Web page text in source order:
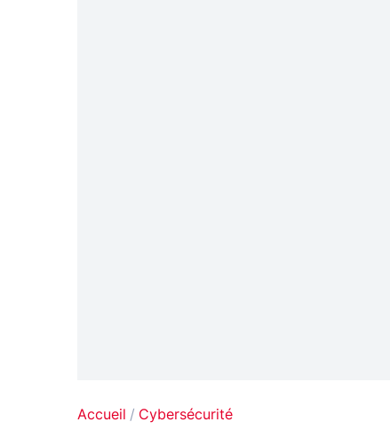
Accueil Cybersécurité